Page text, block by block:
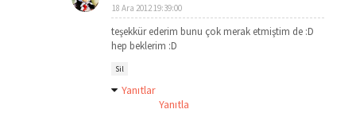
18 Ara 2012 19:39:00
teşekkür ederim bunu çok merak etmiştim de :D
hep beklerim :D
Sil
Yanıtlar
Yanıtla